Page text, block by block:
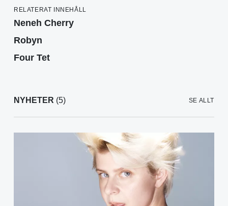
RELATERAT INNEHÅLL
Neneh Cherry
Robyn
Four Tet
NYHETER (5) SE ALLT